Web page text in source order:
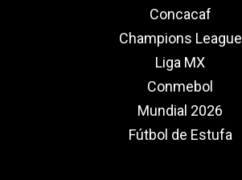
Concacaf
Champions League
Liga MX
Conmebol
Mundial 2026
Fútbol de Estufa